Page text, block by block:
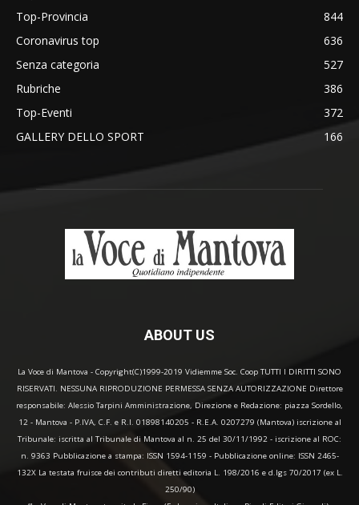
Top-Provincia
844
Coronavirus top
636
Senza categoria
527
Rubriche
386
Top-Eventi
372
GALLERY DELLO SPORT
166
ABOUT US
La Voce di Mantova - Copyright(C)1999-2019 Vidiemme Soc. Coop TUTTI I DIRITTI SONO
RISERVATI. NESSUNA RIPRODUZIONE PERMESSA SENZA AUTORIZZAZIONE Direttore
responsabile: Alessio Tarpini Amministrazione, Direzione e Redazione: piazza Sordello,
12 - Mantova - P.IVA, C.F. e R.I. 01898140205 - R.E.A. 0207279 (Mantova) iscrizione al
Tribunale: iscritta al Tribunale di Mantova al n. 25 del 30/11/1992 - iscrizione al ROC:
n. 9363 Pubblicazione a stampa: ISSN 1594-1159 - Pubblicazione online: ISSN 2465-
132X La testata fruisce dei contributi diretti editoria L. 198/2016 e d.lgs 70/2017 (ex L.
250/90)